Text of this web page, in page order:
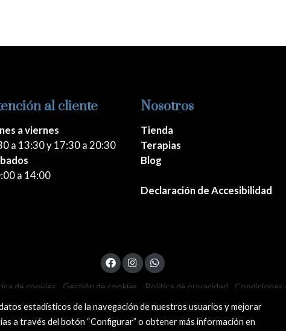
al cliente
a viernes
a 13:30 y 17:30 a 20:30
a 14:00
Nosotros
Tienda
Terapias
Blog
Declaración de Accesibilidad
de cookies Gestión de cookies Política de privacidad
Condiciones
estadísticos de la navegación de nuestros usuarios y mejorar
a través del botón “Configurar” o obtener más información en